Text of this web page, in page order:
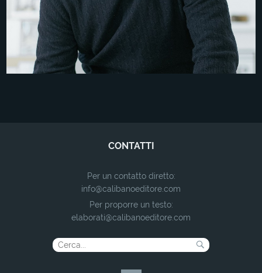
CONTATTI
Per un contatto diretto:
info@calibanoeditore.com
Per proporre un testo:
elaborati@calibanoeditore.com